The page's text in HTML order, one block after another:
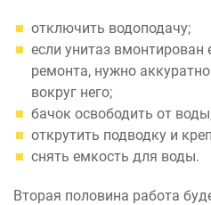
отключить водоподачу;
если унитаз вмонтирован
ремонта, нужно
вокруг него;
бачок освободить от
открутить подводку и
снять емкость для воды.
Вторая половина работа